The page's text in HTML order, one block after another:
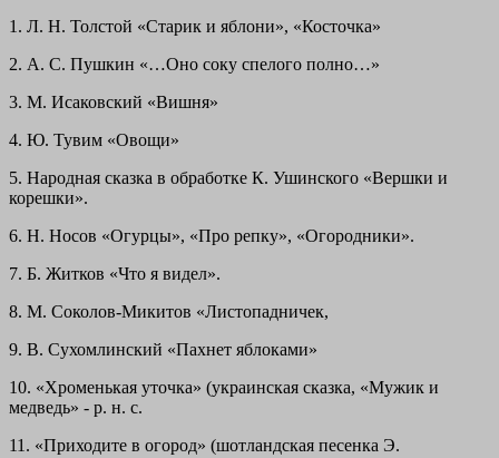
1. Л. Н. Толстой «Старик и яблони», «Косточка»
2. А. С. Пушкин «…Оно соку спелого полно…»
3. М. Исаковский «Вишня»
4. Ю. Тувим «Овощи»
5. Народная сказка в обработке К. Ушинского «Вершки и
корешки».
6. Н. Носов «Огурцы», «Про репку», «Огородники».
7. Б. Житков «Что я видел».
8. М. Соколов-Микитов «Листопадничек,
9. В. Сухомлинский «Пахнет яблоками»
10. «Хроменькая уточка» (украинская сказка, «Мужик и
медведь» - р. н. с.
11. «Приходите в огород» (шотландская песенка Э.